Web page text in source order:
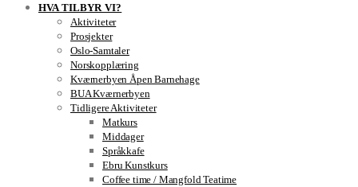
HVA TILBYR VI?
Aktiviteter
Prosjekter
Oslo-Samtaler
Norskopplæring
Kværnerbyen Åpen Barnehage
BUA Kværnerbyen
Tidligere Aktiviteter
Matkurs
Middager
Språkkafe
Ebru Kunstkurs
Coffee time / Mangfold Teatime